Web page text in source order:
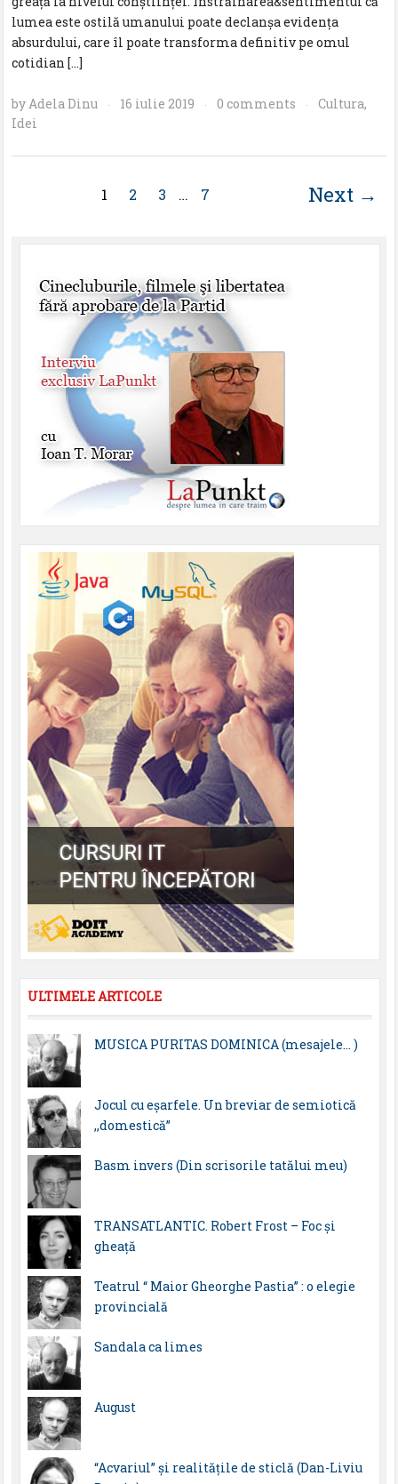
lumea este ostilă umanului poate declanșa evidența
absurdului, care îl poate transforma definitiv pe omul
cotidian […]
by Adela Dinu · 16 iulie 2019 · 0 comments · Cultura,
Idei
1 2 3 … 7 Next →
ULTIMELE ARTICOLE
MUSICA PURITAS DOMINICA (mesajele… )
Jocul cu eșarfele. Un breviar de semiotică
,,domestică”
Basm invers (Din scrisorile tatălui meu)
TRANSATLANTIC. Robert Frost – Foc și
gheață
Teatrul “ Maior Gheorghe Pastia” : o elegie
provincială
Sandala ca limes
August
“Acvariul” și realitățile de sticlă (Dan-Liviu